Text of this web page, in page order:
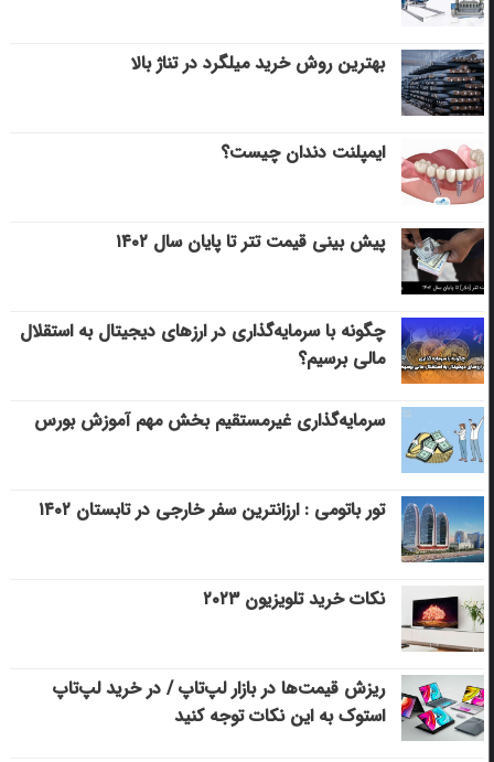
بهترین روش خرید میلگرد در تناژ بالا
ایمپلنت دندان چیست؟
پیش بینی قیمت تتر تا پایان سال ۱۴۰۲
چگونه با سرمایه‌گذاری در ارزهای دیجیتال به استقلال
مالی برسیم؟
سرمایه‌گذاری غیرمستقیم بخش مهم آموزش بورس
تور باتومی : ارزانترین سفر خارجی در تابستان ۱۴۰۲
نکات خرید تلویزیون ۲۰۲۳
ریزش قیمت‌ها در بازار لپ‌تاپ / در خرید لپ‌تاپ
استوک به این نکات توجه کنید